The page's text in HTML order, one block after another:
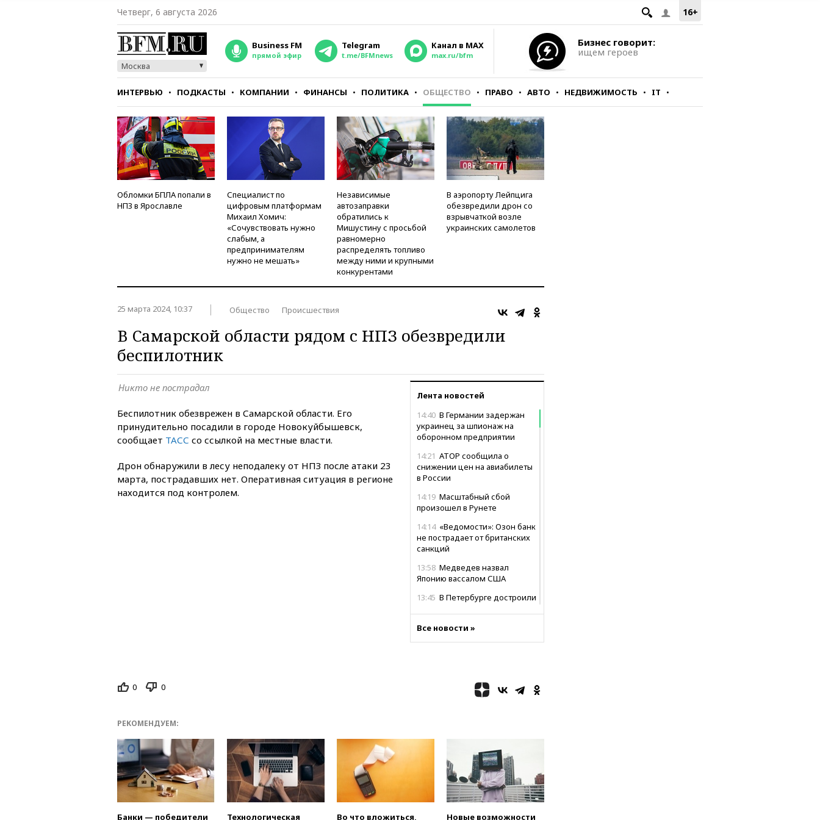
16+
Четверг, 6 августа 2026
Москва
Business FM
прямой эфир
Telegram
t.me/BFMnews
Канал в MAX
max.ru/bfm
Бизнес говорит:
ищем героев
ИНТЕРВЬЮ ПОДКАСТЫ КОМПАНИИ ФИНАНСЫ ПОЛИТИКА ОБЩЕСТВО ПРАВО АВТО НЕДВИЖИМОСТЬ IT
СТИЛЬ ТЕСТЫ
Обломки БПЛА попали в
НПЗ в Ярославле
Специалист по
цифровым платформам
Михаил Хомич:
«Сочувствовать нужно
слабым, а
предпринимателям
нужно не мешать»
Независимые
автозаправки
обратились к
Мишустину с просьбой
равномерно
распределять топливо
между ними и крупными
конкурентами
В аэропорту Лейпцига
обезвредили дрон со
взрывчаткой возле
украинских самолетов
25 марта 2024, 10:37 Общество Происшествия
В Самарской области рядом с НПЗ обезвредили
беспилотник
Лента новостей
14:40 В Германии задержан
украинец за шпионаж на
оборонном предприятии
14:21 АТОР сообщила о
снижении цен на авиабилеты
в России
14:19 Масштабный сбой
произошел в Рунете
14:14 «Ведомости»: Озон банк
не пострадает от британских
санкций
13:58 Медведев назвал
Японию вассалом США
13:45 В Петербурге достроили
пострадали при наезде
автомобиля на толпу в Омске
СК возбудил дело по
факту гибели женщины и
ребенка в Раменском
В Луганске при ракетном
ударе ВСУ по складу
пострадали пять человек
Все новости »
Никто не пострадал
Беспилотник обезврежен в Самарской области. Его
принудительно посадили в городе Новокуйбышевск,
сообщает ТАСС со ссылкой на местные власти.
Дрон обнаружили в лесу неподалеку от НПЗ после атаки 23
марта, пострадавших нет. Оперативная ситуация в регионе
находится под контролем.
0 0
РЕКОМЕНДУЕМ:
Банки — победители
Технологическая
Во что вложиться,
Новые возможности